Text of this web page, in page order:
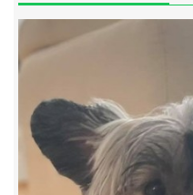
MOJA TVORBA
KONTAKT